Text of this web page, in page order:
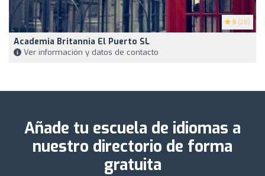
5 (28)
Academia Britannia El Puerto SL
Ver información y datos de contacto
Añade tu escuela de idiomas a
nuestro directorio de forma
gratuita